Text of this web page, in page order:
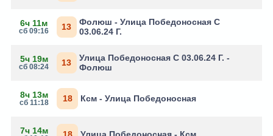
6ч 11м
сб 09:16 13
Фолюш - Улица Победоносная С
03.06.24 Г.
5ч 19м
сб 08:24 13
Улица Победоносная С 03.06.24 Г. -
Фолюш
8ч 13м
сб 11:18 18 Ксм - Улица Победоносная
7ч 14м